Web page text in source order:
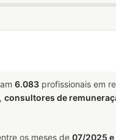
6.083 profissionais em
, consultores de
os meses de 07/2025